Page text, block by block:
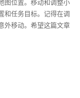
图位置。移动和调整小
和任务目标。记得在调
外移动。希望这篇文章